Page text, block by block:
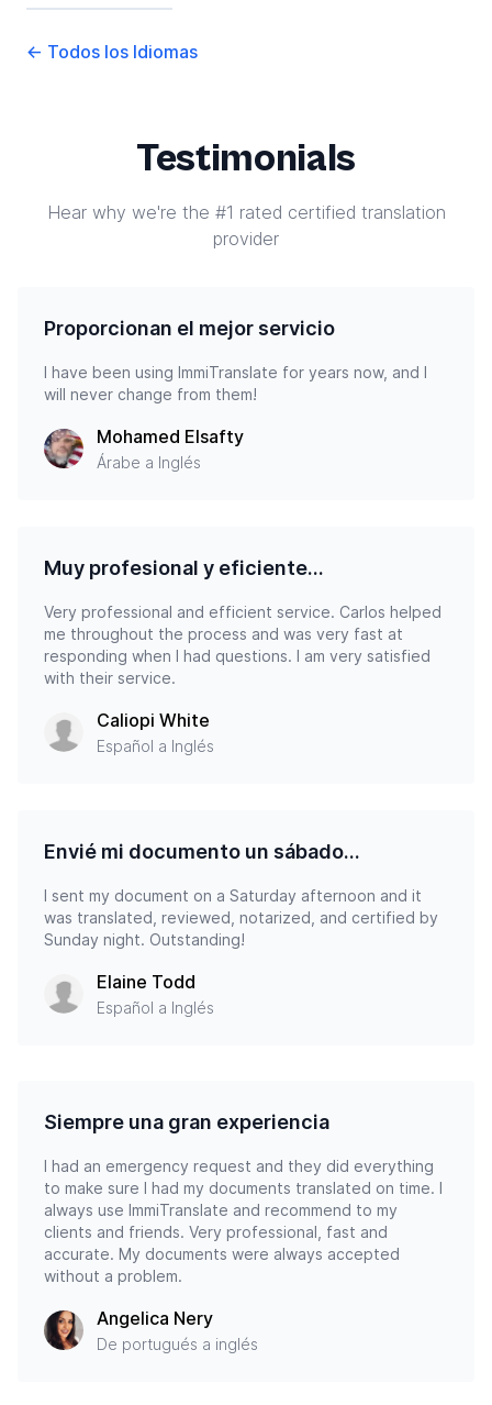
← Todos los Idiomas
Testimonials
Hear why we're the #1 rated certified translation
provider
Proporcionan el mejor servicio
I have been using ImmiTranslate for years now, and I
will never change from them!
Mohamed Elsafty
Árabe a Inglés
Muy profesional y eficiente...
Very professional and efficient service. Carlos helped
me throughout the process and was very fast at
responding when I had questions. I am very satisfied
with their service.
Caliopi White
Español a Inglés
Envié mi documento un sábado...
I sent my document on a Saturday afternoon and it
was translated, reviewed, notarized, and certified by
Sunday night. Outstanding!
Elaine Todd
Español a Inglés
Siempre una gran experiencia
I had an emergency request and they did everything
to make sure I had my documents translated on time. I
always use ImmiTranslate and recommend to my
clients and friends. Very professional, fast and
accurate. My documents were always accepted
without a problem.
Angelica Nery
De portugués a inglés